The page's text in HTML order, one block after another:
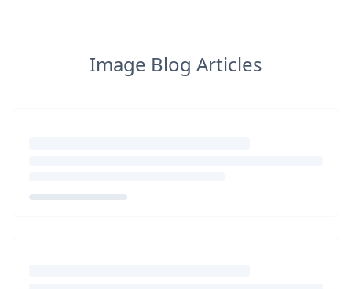
Image Blog Articles